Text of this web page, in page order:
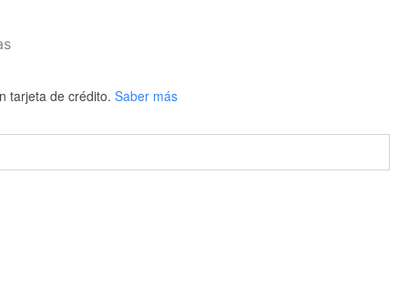
tarjeta de crédito. Saber más